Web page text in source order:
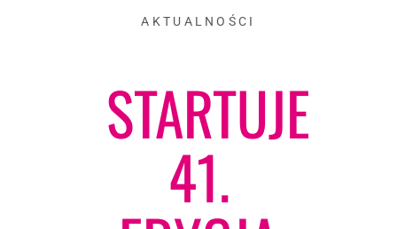
AKTUALNOŚCI
STARTUJE
41.